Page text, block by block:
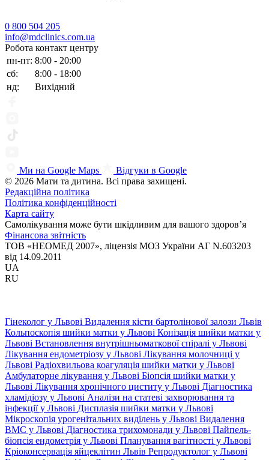
0 800 504 205
info@mdclinics.com.ua
Робота контакт центру
пн-пт: 8:00 - 20:00
сб:
8:00 - 18:00
нд:
Вихідний
Ми на Google Maps
Відгуки в Google
© 2026 Мати та дитина. Всі права захищені.
Редакційна політика
Політика конфіденційності
Карта сайту
Самолікування може бути шкідливим для вашого здоров’я
Фінансова звітність
ТОВ «НЕОМЕД 2007», ліцензія МОЗ України АГ N.603203
від 14.09.2011
UA
RU
Гінеколог у Львові Видалення кісти бартолінової залози Львів
Кольпоскопія шийки матки у Львові Конізація шийки матки у
Львові Встановлення внутрішньоматкової спіралі у Львові
Лікування ендометріозу у Львові Лікування молочниці у
Львові Радіохвильова коагуляція шийки матки у Львові
Амбулаторне лікування у Львові Біопсія шийки матки у
Львові Лікування хронічного циститу у Львові Діагностика
хламідіозу у Львові Аналізи на статеві захворювання та
інфекції у Львові Дисплазія шийки матки у Львові
Мікроскопія урогенітальних виділень у Львові Видалення
ВМС у Львові Діагностика трихомонади у Львові Пайпель-
біопсія ендометрія у Львові Планування вагітності у Львові
Кріоконсервація яйцеклітин Львів Репродуктолог у Львові